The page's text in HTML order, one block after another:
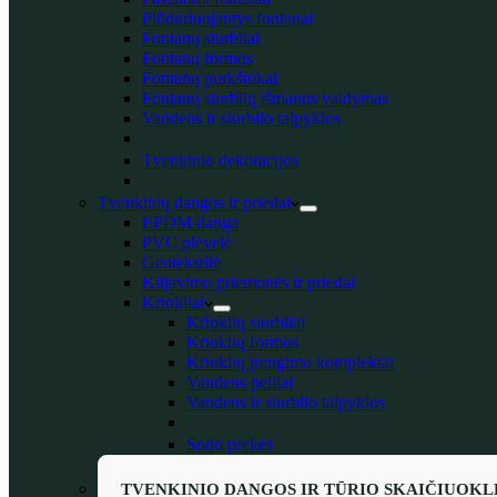
Plūduriuojantys fontanai
Fontanų siurbliai
Fontanų formos
Fontanų purkštukai
Fontanų siurblių išmanus valdymas
Vandens ir siurblio talpyklos
Tvenkinio dekoracijos
Tvenkinių dangos ir priedai
EPDM danga
PVC plėvelė
Geotekstilė
Klijavimo priemonės ir priedai
Kriokliai
Krioklių siurbliai
Krioklių formos
Krioklių įrengimo komplektai
Vandens peiliai
Vandens ir siurblio talpyklos
Sodo prekės
TVENKINIO DANGOS IR TŪRIO